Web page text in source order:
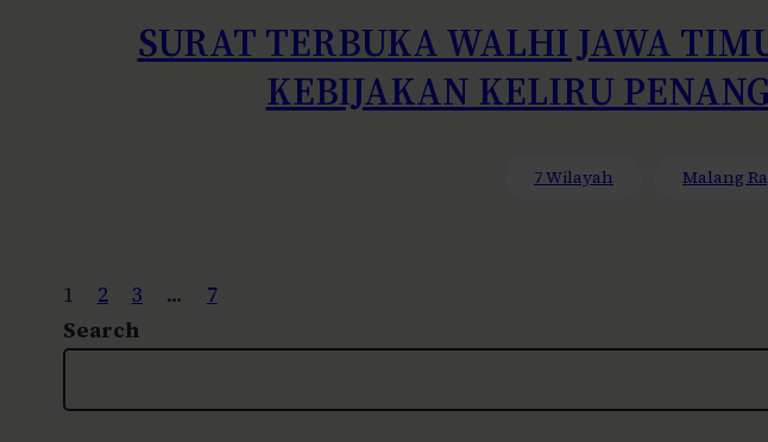
SURAT TERBUKA WALHI JAWA
KEBIJAKAN KELIRU
7 Wilayah Malang
1 2 3 … 7
Search